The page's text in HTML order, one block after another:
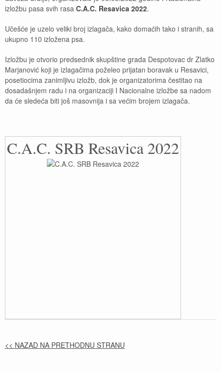
izložbu pasa svih rasa C.A.C. Resavica 2022.
Učešće je uzelo veliki broj izlagača, kako domaćih tako i stranih, sa
ukupno 110 izložena psa.
Izložbu je otvorio predsednik skupštine grada Despotovac dr Zlatko
Marjanović koji je izlagačima poželeo prijatan boravak u Resavici,
posetiocima zanimljivu izložb, dok je organizatorima čestitao na
dosadašnjem radu i na organizaciji I Nacionalne izložbe sa nadom
da će sledeća biti još masovnija i sa većim brojem izlagača.
C.A.C. SRB Resavica 2022
<< NAZAD NA PRETHODNU STRANU